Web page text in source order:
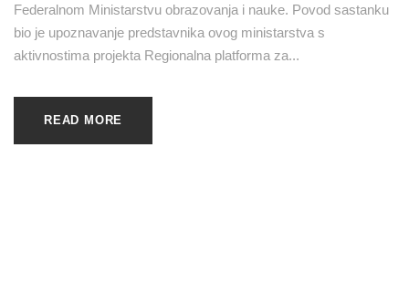
Federalnom Ministarstvu obrazovanja i nauke. Povod sastanku
bio je upoznavanje predstavnika ovog ministarstva s
aktivnostima projekta Regionalna platforma za...
READ MORE